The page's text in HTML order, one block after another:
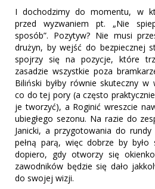
I dochodzimy do momentu, w
przed wyzwaniem pt. „Nie
sposób”. Pozytyw? Nie musi
drużyn, by wejść do bezpiecznej
spojrzy się na pozycje, które
zasadzie wszystkie poza
Biliński byłby równie skuteczny w
co do tej pory (a często
je tworzyć), a Roginić wreszcie
ubiegłego sezonu. Na razie do
Janicki, a przygotowania do
pełną parą, więc dobrze by było
dopiero, gdy otworzy się
zawodników będzie się dało
do swojej wizji.